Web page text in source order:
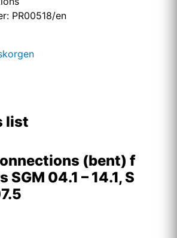
PR00518/en
list
(bent) f
04.1 – 14.1, S